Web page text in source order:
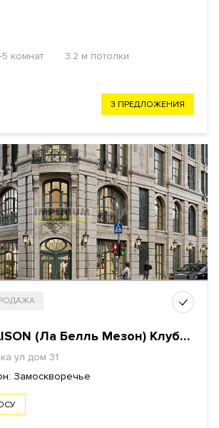
5 комнат
3.2 м потолки
3 ПРЕДЛОЖЕНИЯ
LA BELLE MAISON (Ла Белль Мезон) Клубный дом
ул дом 31
Замоскворечье